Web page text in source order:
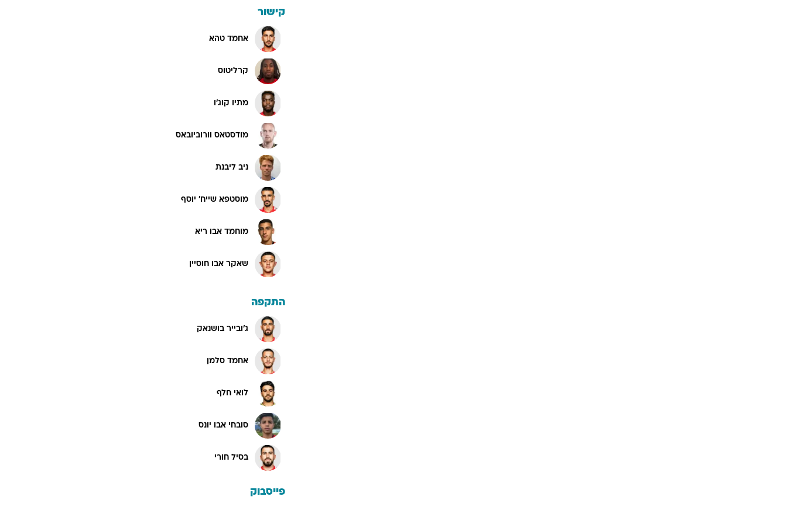
קישור
אחמד טהא
קרליטוס
מתיו קוג'ו
מודסטאס וורוביובאס
ניב ליבנת
מוסטפא שייח' יוסף
מוחמד אבו ריא
שאקר אבו חוסיין
התקפה
ג'ובייר בושנאק
אחמד סלמן
לואי חלף
סובחי אבו יונס
בסיל חורי
פייסבוק